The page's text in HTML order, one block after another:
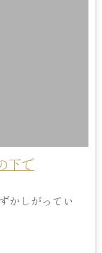
下で
かしがってい